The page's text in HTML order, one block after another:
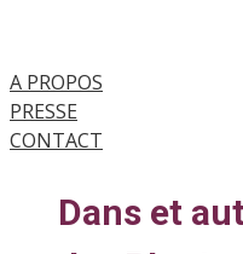
A PROPOS
PRESSE
CONTACT
Dans et